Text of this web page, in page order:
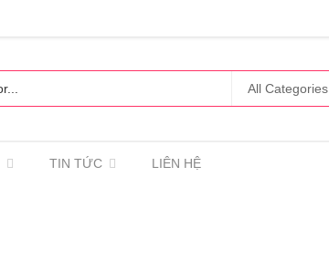
All Categories
TIN TỨC LIÊN HỆ